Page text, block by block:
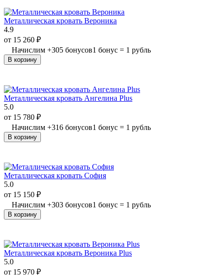
Металлическая кровать Вероника
4.9
от 15 260 ₽
Начислим +305 бонусов1 бонус = 1 рубль
В корзину
Металлическая кровать Ангелина Plus
5.0
от 15 780 ₽
Начислим +316 бонусов1 бонус = 1 рубль
В корзину
Металлическая кровать София
5.0
от 15 150 ₽
Начислим +303 бонусов1 бонус = 1 рубль
В корзину
Металлическая кровать Вероника Plus
5.0
от 15 970 ₽